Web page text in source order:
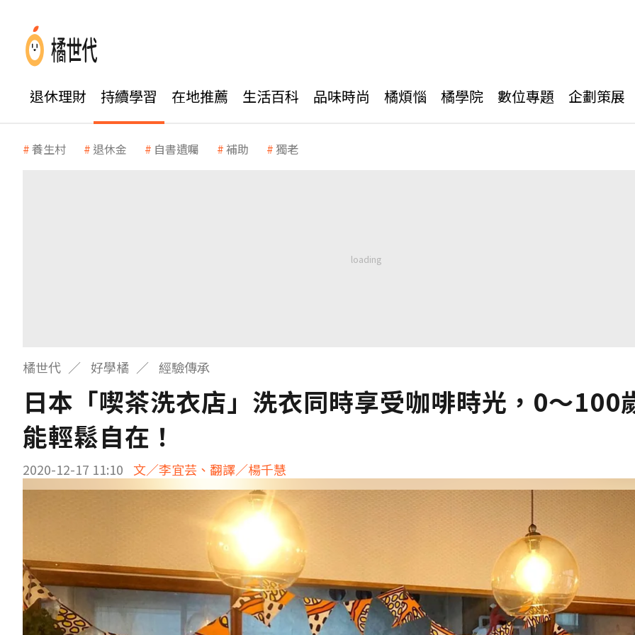
退休理財 持續學習 在地推薦 生活百科 品味時尚 橘煩惱 橘學院 數位專題 企劃策展
養生村 退休金 自書遺囑 補助 獨老
橘世代 好學橘 經驗傳承
日本「喫茶洗衣店」洗衣同時享受咖啡時光，0～100
能輕鬆自在！
2020-12-17 11:10 文／李宜芸、翻譯／楊千慧